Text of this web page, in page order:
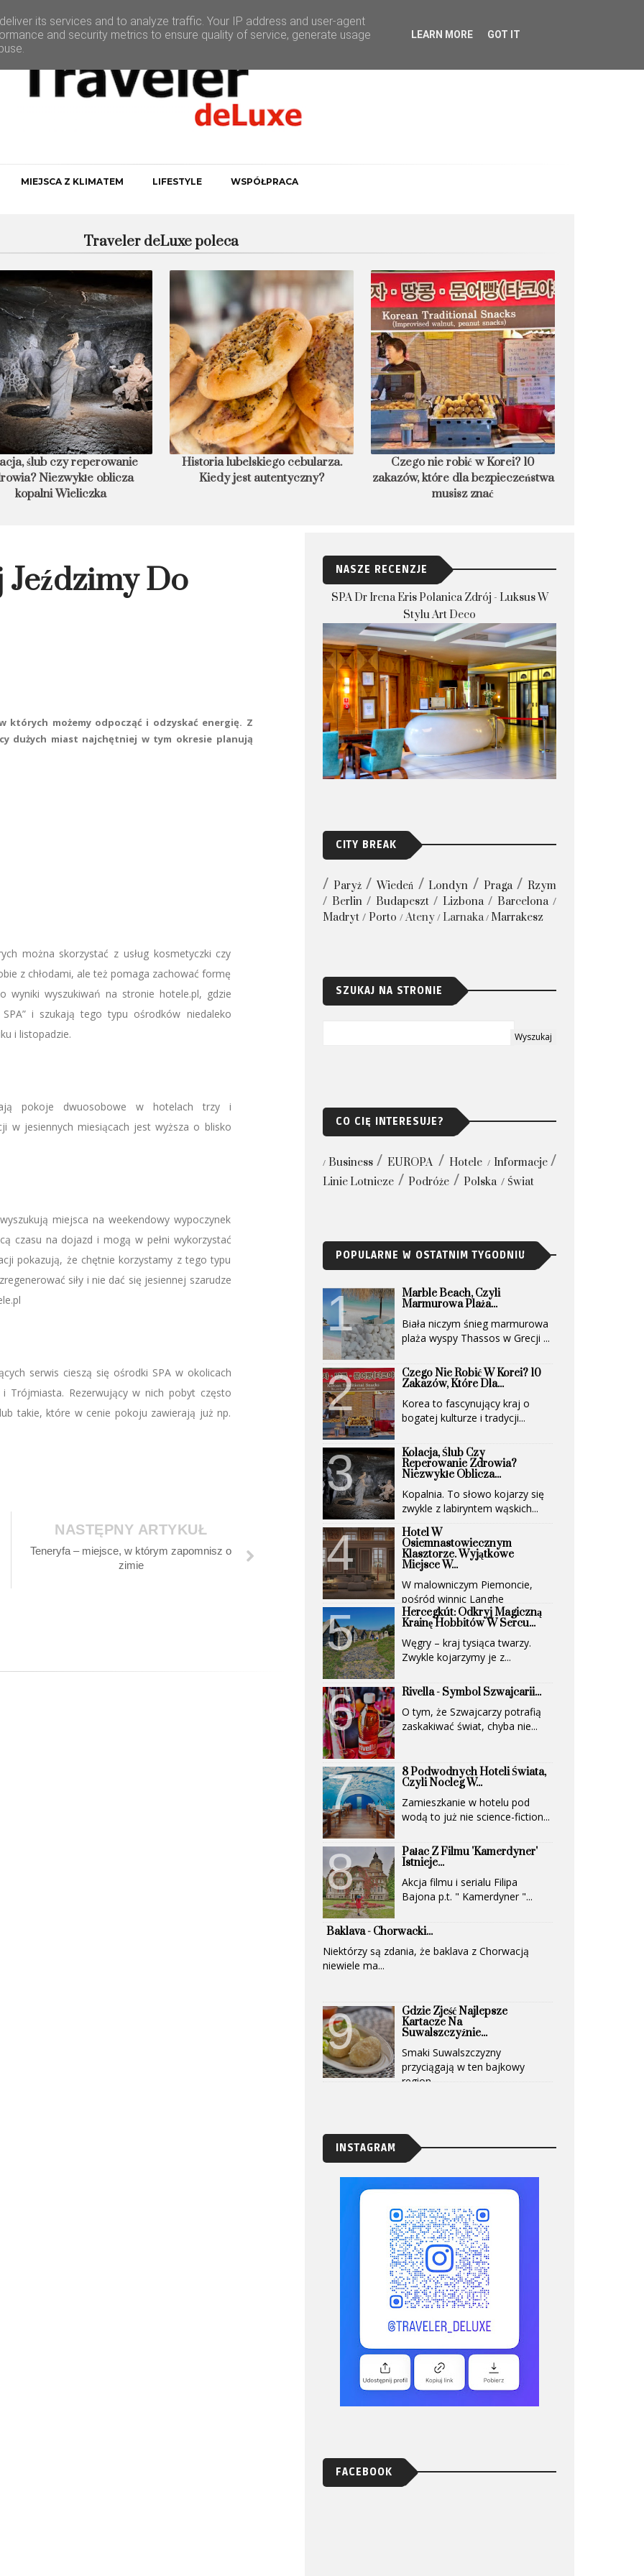
MIEJSCA Z KLIMATEM LIFESTYLE WSPÓŁPRACA
Traveler deLuxe poleca
lubelskiego cebularza.
jest autentyczny?
Czego nie robić w Korei? 10
zakazów, które dla bezpieczeństwa
8 podwodnych hoteli świata, czyli
nocleg w głębinach
Jeździmy Do
których możemy odpocząć i odzyskać energię. Z
dużych miast najchętniej w tym okresie planują
można skorzystać z usług kosmetyczki czy
z chłodami, ale też pomaga zachować formę
wyniki wyszukiwań na stronie hotele.pl, gdzie
i szukają tego typu ośrodków niedaleko
i listopadzie.
pokoje dwuosobowe w hotelach trzy i
w jesiennych miesiącach jest wyższa o blisko
miejsca na weekendowy wypoczynek
czasu na dojazd i mogą w pełni wykorzystać
pokazują, że chętnie korzystamy z tego typu
siły i nie dać się jesiennej szarudze
serwis cieszą się ośrodki SPA w okolicach
Trójmiasta. Rezerwujący w nich pobyt często
takie, które w cenie pokoju zawierają już np.
NASTĘPNY ARTYKUŁ
Teneryfa – miejsce, w którym zapomnisz o
zimie
NASZE RECENZJE
SPA Dr Irena Eris Polanica Zdrój - Luksus W
Stylu Art Deco
CITY BREAK
Paryż Wiedeń Londyn Praga
Rzym
Berlin
Budapeszt Lizbona
Barcelona
Madryt
Porto Ateny Larnaka Marrakesz
SZUKAJ NA STRONIE
CO CIĘ INTERESUJE?
Business EUROPA Hotele
Informacje
Linie Lotnicze
Podróże Polska Świat
POPULARNE W OSTATNIM TYGODNIU
Marble Beach, Czyli
Marmurowa Plaża...
Biała niczym śnieg marmurowa
plaża wyspy Thassos w Grecji ...
Czego Nie Robić W Korei? 10
Zakazów, Które Dla...
Korea to fascynujący kraj o
bogatej kulturze i tradycji...
Kolacja, Ślub Czy
Reperowanie Zdrowia?
Niezwykłe Oblicza...
Kopalnia. To słowo kojarzy się
zwykle z labiryntem wąskich...
Hotel W
Osiemnastowiecznym
Klasztorze. Wyjątkowe
Miejsce W...
W malowniczym Piemoncie,
pośród winnic Langhe
(UNESCO)...
Hercegkút: Odkryj Magiczną
Krainę Hobbitów W Sercu...
Węgry – kraj tysiąca twarzy.
Zwykle kojarzymy je z...
Rivella - Symbol Szwajcarii...
O tym, że Szwajcarzy potrafią
zaskakiwać świat, chyba nie...
8 Podwodnych Hoteli Świata,
Czyli Nocleg W...
Zamieszkanie w hotelu pod
wodą to już nie science-fiction...
Pałac Z Filmu 'Kamerdyner'
Istnieje...
Akcja filmu i serialu Filipa
Bajona p.t. " Kamerdyner "...
Baklava - Chorwacki...
Niektórzy są zdania, że baklava z Chorwacją
niewiele ma...
Gdzie Zjeść Najlepsze
Kartacze Na
Suwalszczyźnie...
Smaki Suwalszczyzny
przyciągają w ten bajkowy
region...
INSTAGRAM
FACEBOOK
its services and to analyze traffic. Your IP address and user-agent
and security metrics to ensure quality of service, generate usage
LEARN MORE GOT IT